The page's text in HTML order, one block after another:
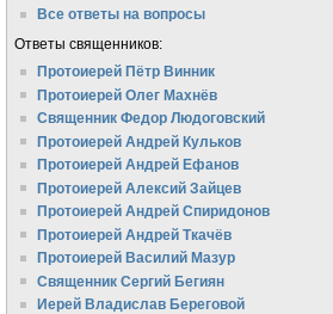
Все ответы на вопросы
Ответы священников:
Протоиерей Пётр Винник
Протоиерей Олег Махнёв
Священник Федор Людоговский
Протоиерей Андрей Кульков
Протоиерей Андрей Ефанов
Протоиерей Алексий Зайцев
Протоиерей Андрей Спиридонов
Протоиерей Андрей Ткачёв
Протоиерей Василий Мазур
Священник Сергий Бегиян
Иерей Владислав Береговой